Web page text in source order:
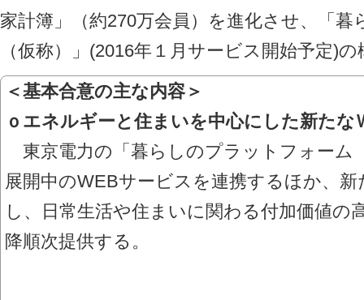
家計簿」（約270万会員）を進化させ、「
（仮称）」(2016年１月サービス開始予定)
＜基本合意の主な内容＞
ｏエネルギーと住まいを中心にした新たな
東京電力の「暮らしのプラットフォーム
展開中のWEBサービスを連携するほか、
し、日常生活や住まいに関わる付加価値の
降順次提供する。